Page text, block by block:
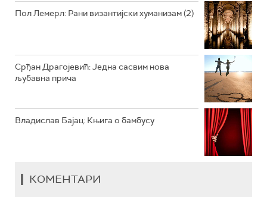
Пол Лемерл: Рани византијски хуманизам (2)
Срђан Драгојевић: Једна сасвим нова
љубавна прича
Владислав Бајац: Књига о бамбусу
КОМЕНТАРИ